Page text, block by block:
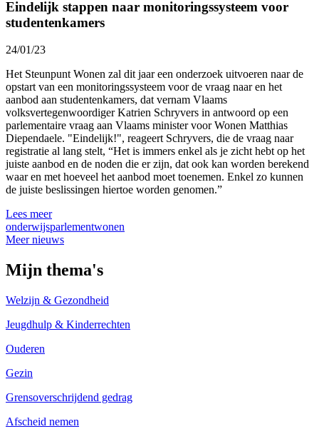
Eindelijk stappen naar monitoringssysteem voor
studentenkamers
24/01/23
Het Steunpunt Wonen zal dit jaar een onderzoek uitvoeren naar de
opstart van een monitoringssysteem voor de vraag naar en het
aanbod aan studentenkamers, dat vernam Vlaams
volksvertegenwoordiger Katrien Schryvers in antwoord op een
parlementaire vraag aan Vlaams minister voor Wonen Matthias
Diependaele. "Eindelijk!", reageert Schryvers, die de vraag naar
registratie al lang stelt, “Het is immers enkel als je zicht hebt op het
juiste aanbod en de noden die er zijn, dat ook kan worden berekend
waar en met hoeveel het aanbod moet toenemen. Enkel zo kunnen
de juiste beslissingen hiertoe worden genomen.”
Lees meer
onderwijsparlementwonen
Meer nieuws
Mijn thema's
Welzijn & Gezondheid
Jeugdhulp & Kinderrechten
Ouderen
Gezin
Grensoverschrijdend gedrag
Afscheid nemen